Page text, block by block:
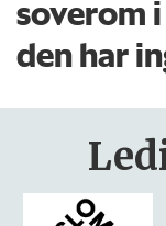
soverom
den har